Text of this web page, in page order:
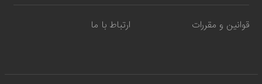
قوانین و مقررات ارتباط با ما